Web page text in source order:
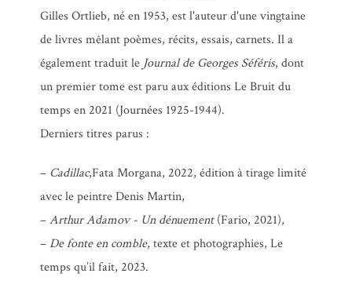
Gilles Ortlieb, né en 1953, est l'auteur d'une vingtaine
de livres mêlant poèmes, récits, essais, carnets. Il a
également traduit le Journal de Georges Séféris, dont
un premier tome est paru aux éditions Le Bruit du
temps en 2021 (Journées 1925-1944).
Derniers titres parus :
– Cadillac,Fata Morgana, 2022, édition à tirage limité
avec le peintre Denis Martin,
–Arthur Adamov - Un dénuement(Fario, 2021),
–De fonte en comble, texte et photographies, Le
temps qu’il fait, 2023.